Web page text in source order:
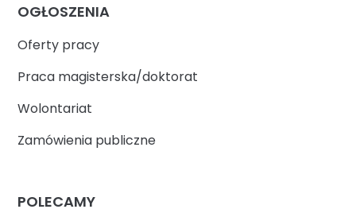
OGŁOSZENIA
Oferty pracy
Praca magisterska/doktorat
Wolontariat
Zamówienia publiczne
POLECAMY